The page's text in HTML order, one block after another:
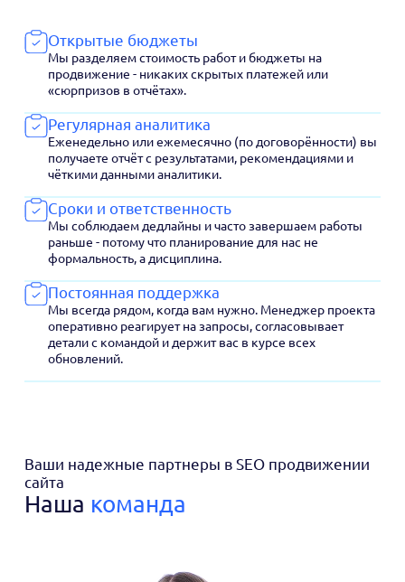
Открытые бюджеты
Мы разделяем стоимость работ и бюджеты на
продвижение - никаких скрытых платежей или
«сюрпризов в отчётах».
Регулярная аналитика
Еженедельно или ежемесячно (по договорённости) вы
получаете отчёт с результатами, рекомендациями и
чёткими данными аналитики.
Сроки и ответственность
Мы соблюдаем дедлайны и часто завершаем работы
раньше - потому что планирование для нас не
формальность, а дисциплина.
Постоянная поддержка
Мы всегда рядом, когда вам нужно. Менеджер проекта
оперативно реагирует на запросы, согласовывает
детали с командой и держит вас в курсе всех
обновлений.
Ваши надежные партнеры в SEO продвижении
сайта
Наша команда